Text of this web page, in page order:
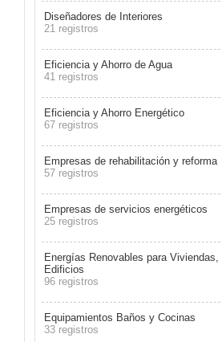
Diseñadores de Interiores
21 registros
Eficiencia y Ahorro de Agua
41 registros
Eficiencia y Ahorro Energético
67 registros
Empresas de rehabilitación y reforma
57 registros
Empresas de servicios energéticos
25 registros
Energías Renovables para Viviendas,
Edificios
96 registros
Equipamientos Baños y Cocinas
33 registros